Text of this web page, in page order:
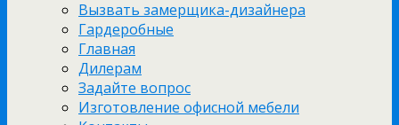
Вызвать замерщика-дизайнера
Гардеробные
Главная
Дилерам
Задайте вопрос
Изготовление офисной мебели